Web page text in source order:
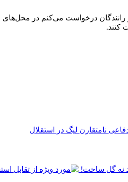
رانندگان درخواست می‌کنم در
کنند.
نامتقارن لیگ در استقلال
زد نه گل ساخت!